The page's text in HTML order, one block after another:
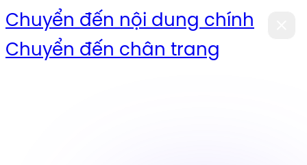
Chuyển đến nội dung chính
Chuyển đến chân trang